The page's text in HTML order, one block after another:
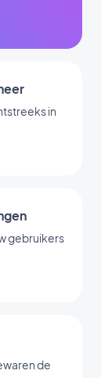
in
gebruikers
de